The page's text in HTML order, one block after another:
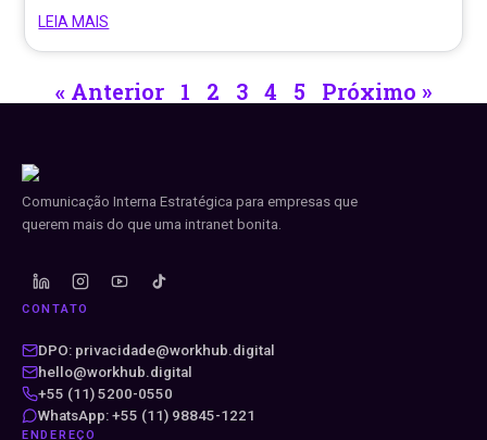
LEIA MAIS
« Anterior 1 2 3 4 5 Próximo »
Comunicação Interna Estratégica para empresas que
querem mais do que uma intranet bonita.
CONTATO
DPO: privacidade@workhub.digital
hello@workhub.digital
+55 (11) 5200-0550
WhatsApp: +55 (11) 98845-1221
ENDEREÇO